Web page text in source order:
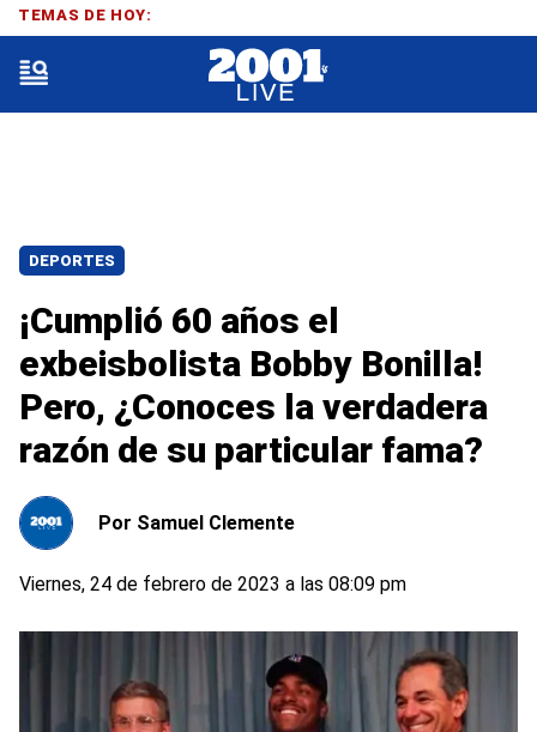
DEPORTES
¡Cumplió 60 años el
exbeisbolista Bobby Bonilla!
Pero, ¿Conoces la verdadera
razón de su particular fama?
Por Samuel Clemente
Viernes, 24 de febrero de 2023 a las 08:09 pm
TEMAS DE HOY: